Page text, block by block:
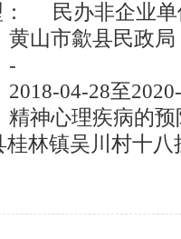
位
歙县桂林镇吴川村十